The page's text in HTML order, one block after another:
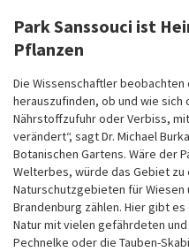
Park Sanssouci ist
Pflanzen
Die Wissenschaftler beobachten
herauszufinden, ob und wie
Nährstoffzufuhr oder Verbiss,
verändert“, sagt Dr. Michael
Botanischen Gartens. Wäre der
Welterbes, würde das Gebiet zu
Naturschutzgebieten für Wiesen
Brandenburg zählen. Hier gibt
Natur mit vielen gefährdeten
Pechnelke oder die Tauben-